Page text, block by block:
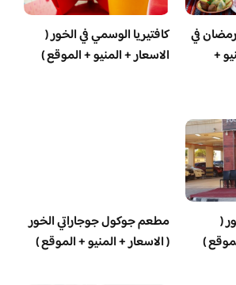
في
+
كافتيريا الوسمي في الخور (
الاسعار + المنيو + الموقع )
(
)
مطعم جوكول جوجاراتي الخور
( الاسعار + المنيو + الموقع )